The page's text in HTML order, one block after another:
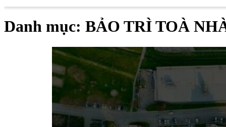
Danh mục: BẢO TRÌ TOÀ